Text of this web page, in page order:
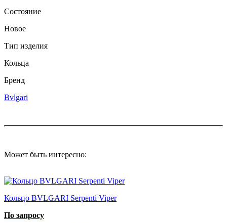
Состояние
Новое
Тип изделия
Кольца
Бренд
Bvlgari
Может быть интересно:
Кольцо BVLGARI Serpenti Viper
По запросу